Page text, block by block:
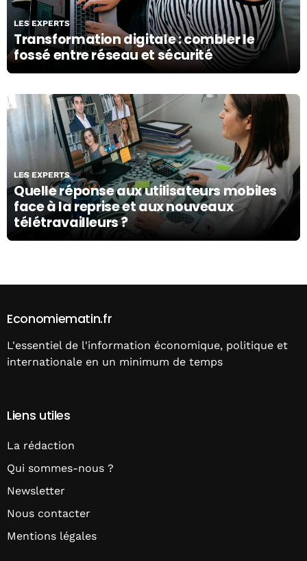
Transformation digitale : combler le
fossé entre réseau et sécurité
LES EXPERTS
Quelle réponse aux utilisateurs mobiles
face à la reprise et aux nouveaux
télétravailleurs ?
LES EXPERTS
21/07/20
Economiematin.fr
L'essentiel de l'information économique, politique et
internationale en un minimum de temps
Liens utiles
La rédaction
Qui sommes-nous ?
Newsletter
Nous contacter
Mentions légales